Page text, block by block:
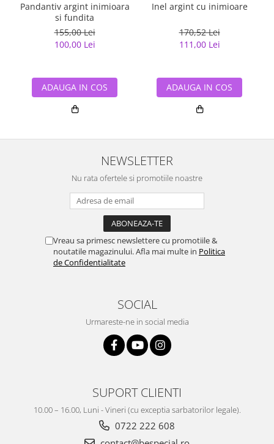
Pandantiv argint inimioara
si fundita
155,00 Lei
100,00 Lei
ADAUGA IN COS
Inel argint cu inimioare
170,52 Lei
111,00 Lei
ADAUGA IN COS
NEWSLETTER
Nu rata ofertele si promotiile noastre
Vreau sa primesc newslettere cu promotiile &
noutatile magazinului. Afla mai multe in Politica
de Confidentialitate
SOCIAL
Urmareste-ne in social media
SUPORT CLIENTI
10.00 – 16.00, Luni - Vineri (cu exceptia sarbatorilor legale).
0722 222 608